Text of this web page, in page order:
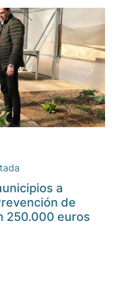
a
de
250.000 euros